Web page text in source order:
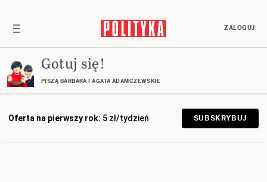
ZALOGUJ
Gotuj się!
PISZĄ BARBARA I AGATA ADAMCZEWSKIE
Oferta na pierwszy rok: 5 zł/tydzień SUBSKRYBUJ